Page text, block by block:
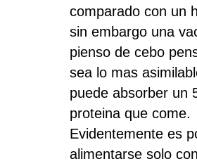
comparado con un
sin embargo una
pienso de cebo
sea lo mas
puede absorber un
proteina que come.
Evidentemente es
alimentarse solo